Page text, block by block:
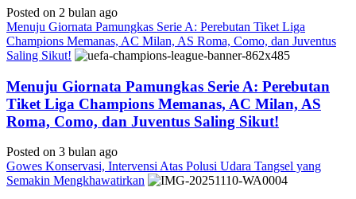
Posted on 2 bulan ago
Menuju Giornata Pamungkas Serie A: Perebutan Tiket Liga
Champions Memanas, AC Milan, AS Roma, Como, dan Juventus
Saling Sikut!
Menuju Giornata Pamungkas Serie A: Perebutan
Tiket Liga Champions Memanas, AC Milan, AS
Roma, Como, dan Juventus Saling Sikut!
Posted on 3 bulan ago
Gowes Konservasi, Intervensi Atas Polusi Udara Tangsel yang
Semakin Mengkhawatirkan